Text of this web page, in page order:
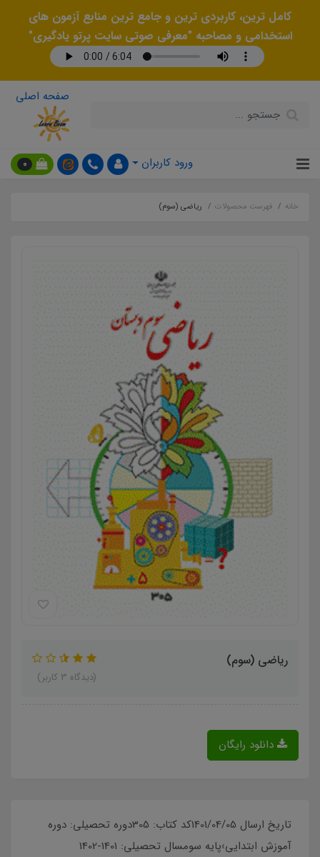
کامل ترین، کاربردی ترین و جامع ترین منابع آزمون های
استخدامی و مصاحبه "معرفی صوتی سایت پرتو یادگیری"
صفحه اصلی
ورود کاربران 0
خانه فهرست محصولات ریاضی (سوم)
ریاضی (سوم)
(دیدگاه 3 کاربر)
دانلود رایگان
تاریخ ارسال 1401/04/05کد کتاب: 305دوره تحصیلی: دوره
آموزش ابتدایی›پایه سومسال تحصیلی: 1401-1402